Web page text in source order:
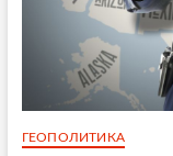
ГЕОПОЛИТИКА